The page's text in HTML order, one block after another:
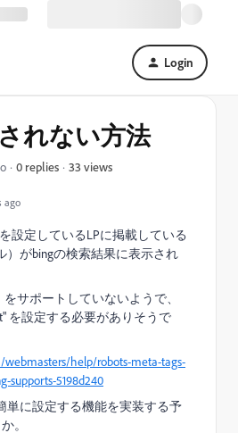
Login
ago
れない方法
0 replies 33 views
を設定しているLPに掲載している
）がbingの検索結果に表示され
をサポートしていないようで、
を設定する必要がありそうで
help/robots-meta-tags-
supports-5198d240
単に設定する機能を実装する予
。